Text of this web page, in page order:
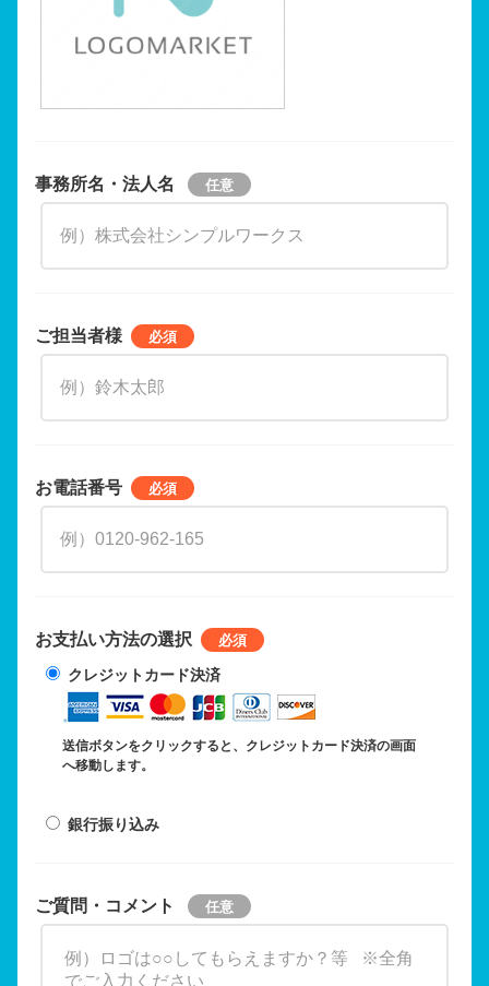
事務所名・法人名
ご担当者様
お電話番号
お支払い方法の選択
クレジットカード決済
送信ボタンをクリックすると、クレジットカード決済の画面
へ移動します。
銀行振り込み
ご質問・コメント